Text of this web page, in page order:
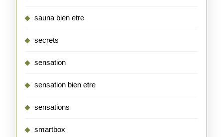
sauna bien etre
secrets
sensation
sensation bien etre
sensations
smartbox